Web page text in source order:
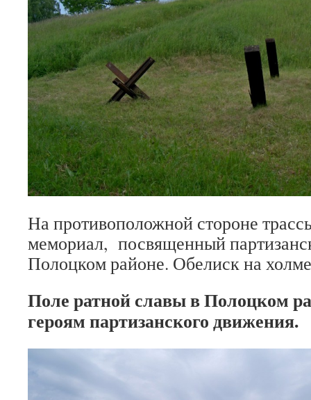
На противоположной стороне
мемориал, посвященный
Полоцком районе. Обелиск на
Поле ратной славы в Полоцком
героям партизанского движения.